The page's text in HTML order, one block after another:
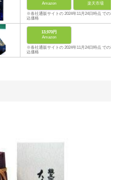
Amazon
楽天市場
※各社通販サイトの 2024年11月24日時点 での税
込価格
13,970円
Amazon
※各社通販サイトの 2024年11月24日時点 での税
込価格